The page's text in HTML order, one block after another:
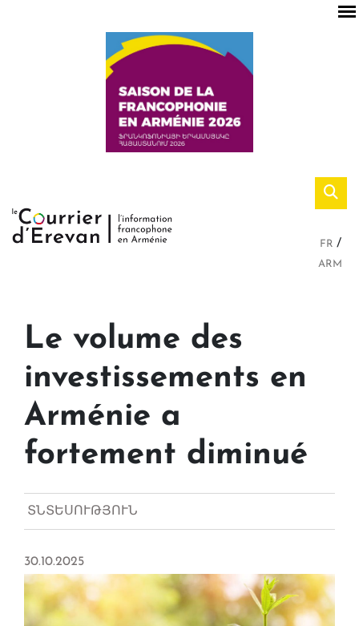
FR
ARM
Le volume des
investissements en
Arménie a
fortement diminué
ՏՆՏԵՍՈՒԹՅՈՒՆ
30.10.2025